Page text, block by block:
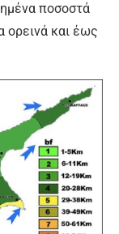
ποσοστά
ορεινά και έως